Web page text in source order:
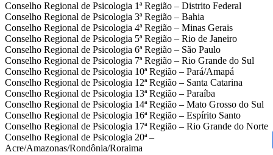
Conselho Regional de Psicologia 1ª Região – Distrito Federal
Conselho Regional de Psicologia 3ª Região – Bahia
Conselho Regional de Psicologia 4ª Região – Minas Gerais
Conselho Regional de Psicologia 5ª Região – Rio de Janeiro
Conselho Regional de Psicologia 6ª Região – São Paulo
Conselho Regional de Psicologia 7ª Região – Rio Grande do Sul
Conselho Regional de Psicologia 10ª Região – Pará/Amapá
Conselho Regional de Psicologia 12ª Região – Santa Catarina
Conselho Regional de Psicologia 13ª Região – Paraíba
Conselho Regional de Psicologia 14ª Região – Mato Grosso do Sul
Conselho Regional de Psicologia 16ª Região – Espírito Santo
Conselho Regional de Psicologia 17ª Região – Rio Grande do Norte
Conselho Regional de Psicologia 20ª –
Acre/Amazonas/Rondônia/Roraima